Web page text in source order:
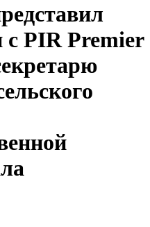
с PIR Premier